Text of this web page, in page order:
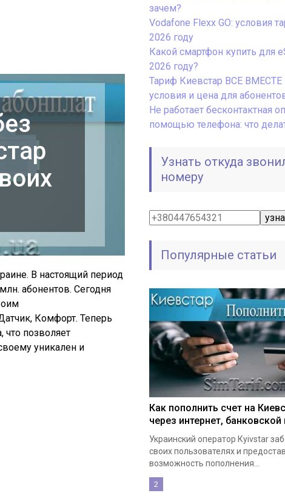
В настоящий период
абонентов. Сегодня
Комфорт. Теперь
что позволяет
уникален и
зачем?
Vodafone Flexx GO: условия
2026 году
Какой смартфон купить для
2026 году?
Тариф Киевстар ВСЕ ВМЕСТЕ
условия и цена для
Не работает бесконтактная
помощью телефона: что
Узнать откуда
номеру
Популярные статьи
Как пополнить счет на
через интернет, банковской
Украинский оператор Кyivstar
своих пользователях и
возможность пополнения...
2